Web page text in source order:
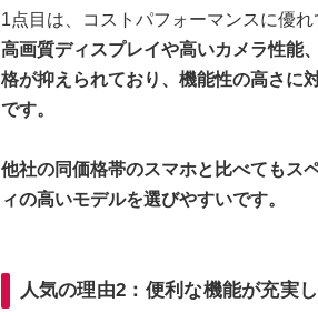
1点目は、コストパフォーマンスに優れ
高画質ディスプレイや高いカメラ性能
格が抑えられており、機能性の高さに
です。
他社の同価格帯のスマホと比べてもス
ィの高いモデルを選びやすいです。
人気の理由2：便利な機能が充実